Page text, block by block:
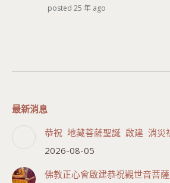
posted 25 年 ago
最新消息
恭祝 地藏菩薩聖誕 啟建 消災
2026-08-05
佛教正心會啟建恭祝觀世音菩